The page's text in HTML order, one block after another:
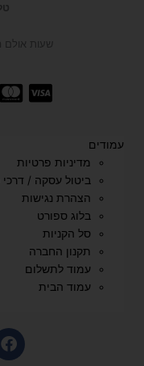
טל' 050-
שעות אולם
עמודים
מדיניות פרטיות
ביטול עסקה / דרכי
הצהרת נגישות
בלוג ספורט
סל הקניות
תקנון החברה
עמוד לתשלום
עמוד הבית
F
a